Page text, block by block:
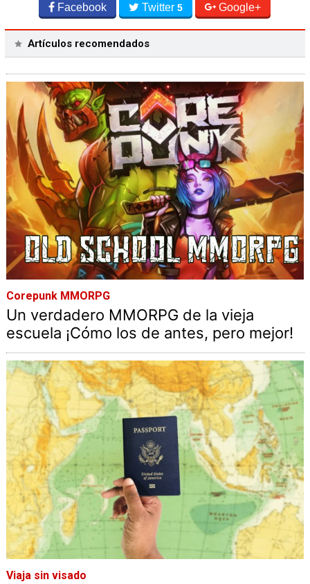
Facebook Twitter5 Google+
Artículos recomendados
Corepunk MMORPG
Un verdadero MMORPG de la vieja
escuela ¡Cómo los de antes, pero mejor!
Viaja sin visado